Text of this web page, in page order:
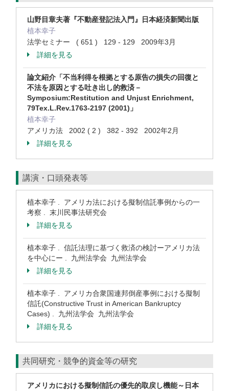
山野目章夫著『不動産登記法入門』日本経済新聞出版
植本幸子
法学セミナー ( 651 ) 129 - 129 2009年3月
詳細を見る
論文紹介「不当利得を根拠とする原告の損失の回復と
不法を原因とする吐き出し的救済－
Symposium:Restitution and Unjust Enrichment,
79Tex.L.Rev.1763-2197 (2001)」
植本幸子
アメリカ法 2002 ( 2 ) 382 - 392 2002年2月
詳細を見る
講演・口頭発表等
植本幸子 . アメリカ法における擬制信託事例からの一
考察 . 末川民事法研究会
詳細を見る
植本幸子 . 信託法理に基づく救済の検討ーアメリカ法
を中心にー . 九州法学会 九州法学会
詳細を見る
植本幸子 . アメリカ合衆国連邦倒産事例における擬制
信託(Constructive Trust in American Bankruptcy
Cases) . 九州法学会 九州法学会
詳細を見る
共同研究・競争的資金等の研究
アメリカにおける擬制信託の優先的取戻し機能～日本